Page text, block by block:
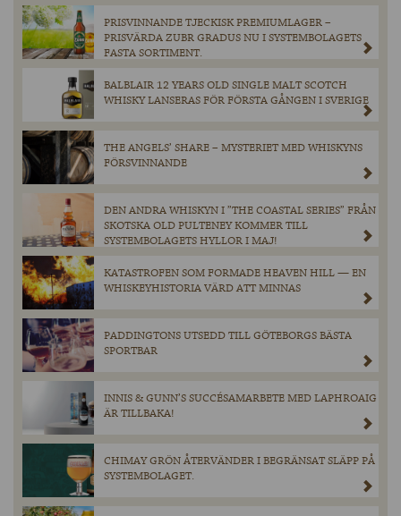
PRISVINNANDE TJECKISK PREMIUMLAGER –
PRISVÄRDA ZUBR GRADUS NU I SYSTEMBOLAGETS
FASTA SORTIMENT.
BALBLAIR 12 YEARS OLD SINGLE MALT SCOTCH
WHISKY LANSERAS FÖR FÖRSTA GÅNGEN I SVERIGE
THE ANGELS’ SHARE – MYSTERIET MED WHISKYNS
FÖRSVINNANDE
DEN ANDRA WHISKYN I ”THE COASTAL SERIES” FRÅN
SKOTSKA OLD PULTENEY KOMMER TILL
SYSTEMBOLAGETS HYLLOR I MAJ!
KATASTROFEN SOM FORMADE HEAVEN HILL — EN
WHISKEYHISTORIA VÄRD ATT MINNAS
PADDINGTONS UTSEDD TILL GÖTEBORGS BÄSTA
SPORTBAR
INNIS & GUNN’S SUCCÉSAMARBETE MED LAPHROAIG
ÄR TILLBAKA!
CHIMAY GRÖN ÅTERVÄNDER I BEGRÄNSAT SLÄPP PÅ
SYSTEMBOLAGET.